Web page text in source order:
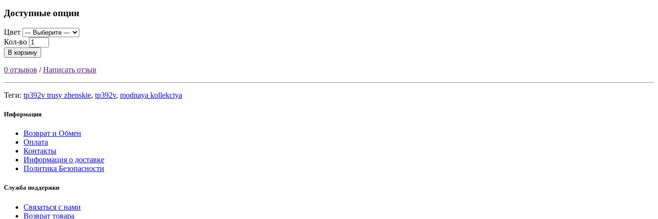
Доступные опции
Цвет
Кол-во
В корзину
0 отзывов /Написать отзыв
Теги: tp392v trusy zhenskie, tp392v, modnaya kollekciya
Информация
Возврат и Обмен
Оплата
Контакты
Информация о доставке
Политика Безопасности
Служба поддержки
Связаться с нами
Возврат товара